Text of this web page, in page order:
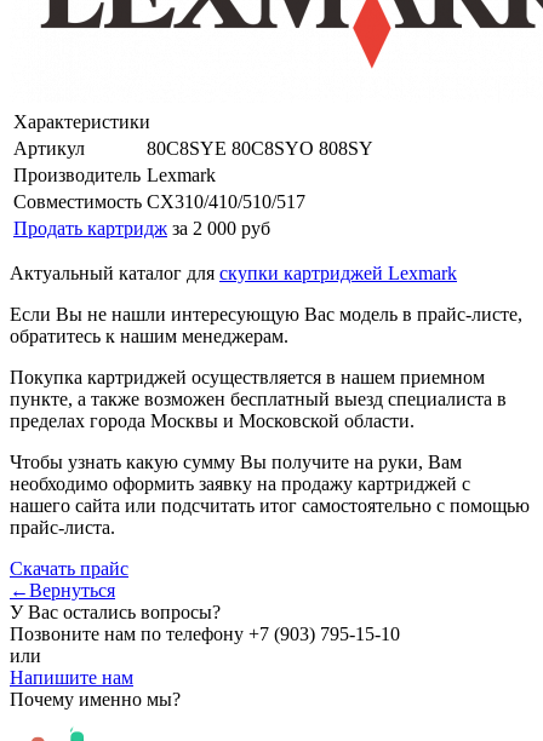
Характеристики
Артикул
80C8SYE 80C8SYO 808SY
Производитель Lexmark
Совместимость CX310/410/510/517
Продать картридж за 2 000 руб
Актуальный каталог для скупки картриджей Lexmark
Если Вы не нашли интересующую Вас модель в прайс-листе,
обратитесь к нашим менеджерам.
Покупка картриджей осуществляется в нашем приемном
пункте, а также возможен бесплатный выезд специалиста в
пределах города Москвы и Московской области.
Чтобы узнать какую сумму Вы получите на руки, Вам
необходимо оформить заявку на продажу картриджей с
нашего сайта или подсчитать итог самостоятельно с помощью
прайс-листа.
Скачать прайс
←Вернуться
У Вас остались вопросы?
Позвоните нам по телефону +7 (903) 795-15-10
или
Напишите нам
Почему именно мы?